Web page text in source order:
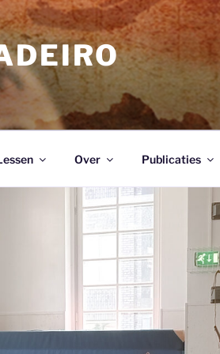
Over Publicaties